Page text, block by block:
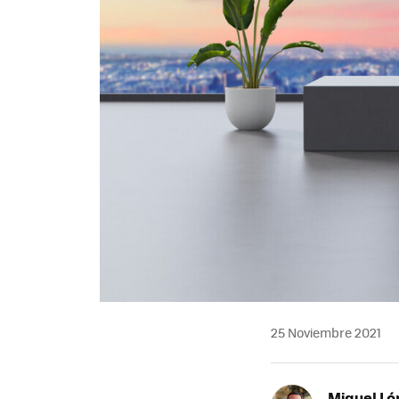
25 Noviembre 2021